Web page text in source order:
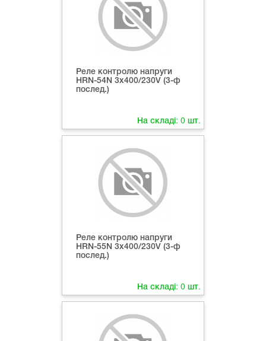
Реле контролю напруги
HRN-54N 3х400/230V (3-ф
послед.)
На складі: 0 шт.
Реле контролю напруги
HRN-55N 3х400/230V (3-ф
послед.)
На складі: 0 шт.